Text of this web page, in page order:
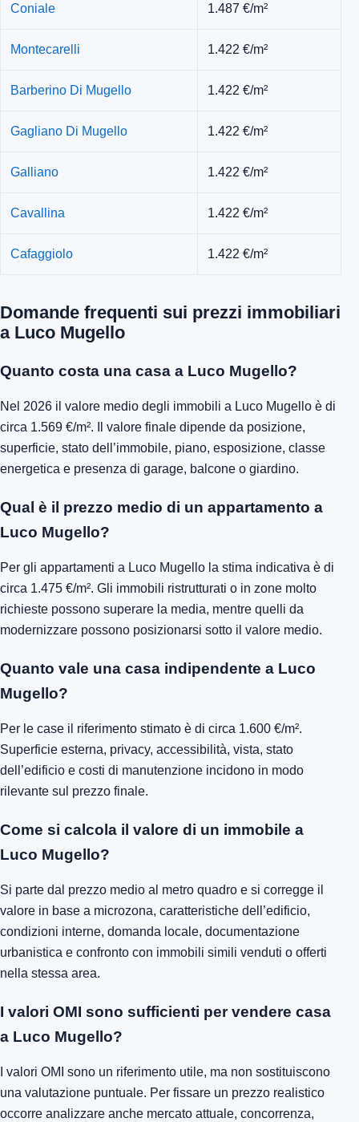
Coniale 1.487 €/m²
Montecarelli 1.422 €/m²
Barberino Di Mugello 1.422 €/m²
Gagliano Di Mugello 1.422 €/m²
Galliano 1.422 €/m²
Cavallina 1.422 €/m²
Cafaggiolo 1.422 €/m²
Domande frequenti sui prezzi immobiliari
a Luco Mugello
Quanto costa una casa a Luco Mugello?
Nel 2026 il valore medio degli immobili a Luco Mugello è di
circa 1.569 €/m². Il valore finale dipende da posizione,
superficie, stato dell’immobile, piano, esposizione, classe
energetica e presenza di garage, balcone o giardino.
Qual è il prezzo medio di un appartamento a
Luco Mugello?
Per gli appartamenti a Luco Mugello la stima indicativa è di
circa 1.475 €/m². Gli immobili ristrutturati o in zone molto
richieste possono superare la media, mentre quelli da
modernizzare possono posizionarsi sotto il valore medio.
Quanto vale una casa indipendente a Luco
Mugello?
Per le case il riferimento stimato è di circa 1.600 €/m².
Superficie esterna, privacy, accessibilità, vista, stato
dell’edificio e costi di manutenzione incidono in modo
rilevante sul prezzo finale.
Come si calcola il valore di un immobile a
Luco Mugello?
Si parte dal prezzo medio al metro quadro e si corregge il
valore in base a microzona, caratteristiche dell’edificio,
condizioni interne, domanda locale, documentazione
urbanistica e confronto con immobili simili venduti o offerti
nella stessa area.
I valori OMI sono sufficienti per vendere casa
a Luco Mugello?
I valori OMI sono un riferimento utile, ma non sostituiscono
una valutazione puntuale. Per fissare un prezzo realistico
occorre analizzare anche mercato attuale, concorrenza,